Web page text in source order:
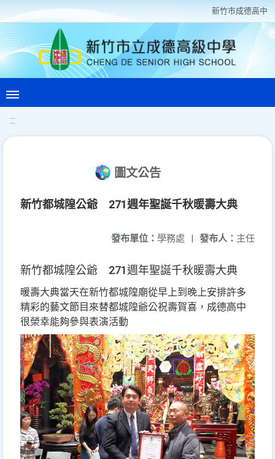
新竹巿成德高中
:::
圖文公告
新竹都城隍公爺 271週年聖誕千秋暖壽大典
發布人： 主任
發布單位： 學務處 |
新竹都城隍公爺 271週年聖誕千秋暖壽大典
暖壽大典當天在新竹都城隍廟從早上到晚上安排許多
精彩的藝文節目來替都城隍爺公祝壽賀喜，成德高中
很榮幸能夠參與表演活動